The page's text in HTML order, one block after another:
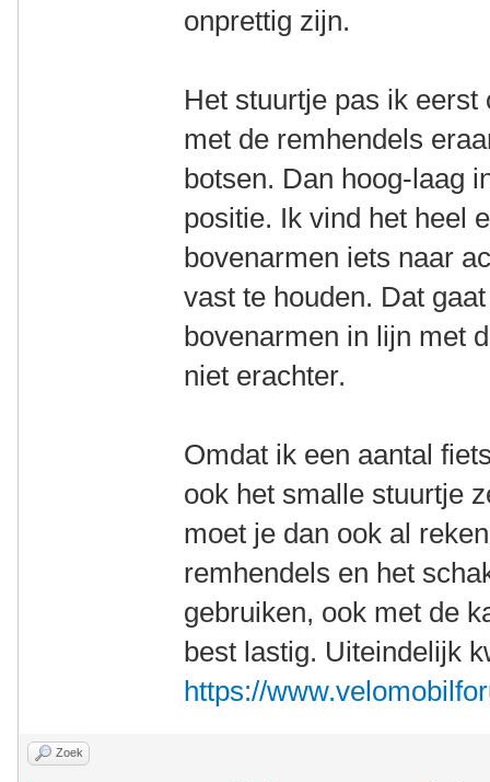
onprettig zijn.
Het stuurtje pas ik eerst
met de remhendels
botsen. Dan hoog-laag
positie. Ik vind het heel
bovenarmen iets naar
vast te houden. Dat
bovenarmen in lijn met
niet erachter.
Omdat ik een aantal
ook het smalle stuurtje
moet je dan ook al
remhendels en het
gebruiken, ook met de
best lastig. Uiteindelijk
https://
Zoek